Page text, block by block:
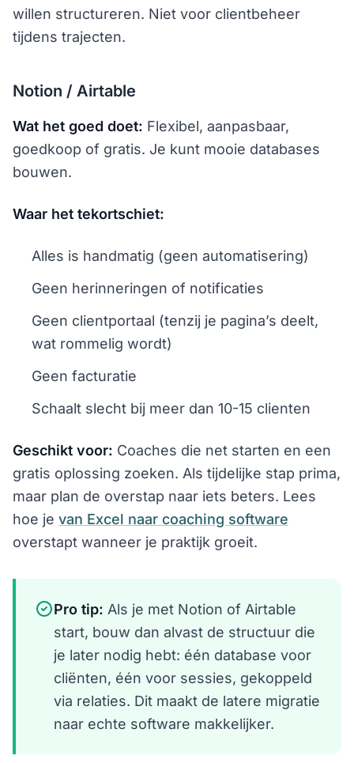
willen structureren. Niet voor clientbeheer
tijdens trajecten.
Notion / Airtable
Wat het goed doet: Flexibel, aanpasbaar,
goedkoop of gratis. Je kunt mooie databases
bouwen.
Waar het tekortschiet:
Alles is handmatig (geen automatisering)
Geen herinneringen of notificaties
Geen clientportaal (tenzij je pagina’s deelt,
wat rommelig wordt)
Geen facturatie
Schaalt slecht bij meer dan 10-15 clienten
Geschikt voor: Coaches die net starten en een
gratis oplossing zoeken. Als tijdelijke stap prima,
maar plan de overstap naar iets beters. Lees
hoe je van Excel naar coaching software
overstapt wanneer je praktijk groeit.
Pro tip: Als je met Notion of Airtable
start, bouw dan alvast de structuur die
je later nodig hebt: één database voor
cliënten, één voor sessies, gekoppeld
via relaties. Dit maakt de latere migratie
naar echte software makkelijker.